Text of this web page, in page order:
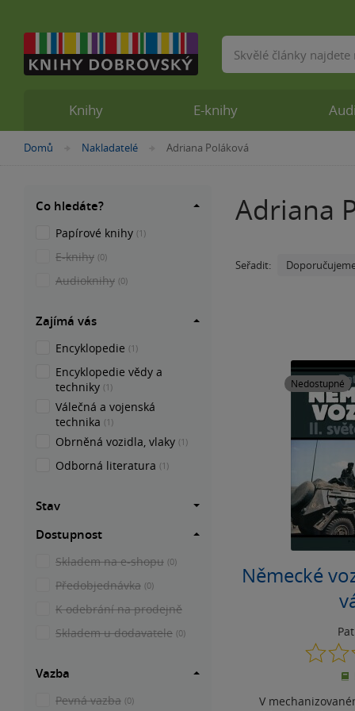
Nacházíte
Domů »
Nakladatelé »Adriana Poláková
Adriana
Seřadit:
Nedostupné
Německé
V
Co hledáte?
Papírové knihy (1)
E-knihy (0)
Audioknihy (0)
Zajímá vás
Encyklopedie (1)
Encyklopedie vědy a
techniky (1)
Válečná a vojenská
technika (1)
Obrněná vozidla, vlaky (1)
Odborná literatura (1)
Stav
Dostupnost
Skladem na e-shopu (0)
Předobjednávka (0)
K odebrání na prodejně
Skladem u dodavatele (0)
Vazba
Pevná vazba (0)
Knihy E-knihy
Vyhledávání